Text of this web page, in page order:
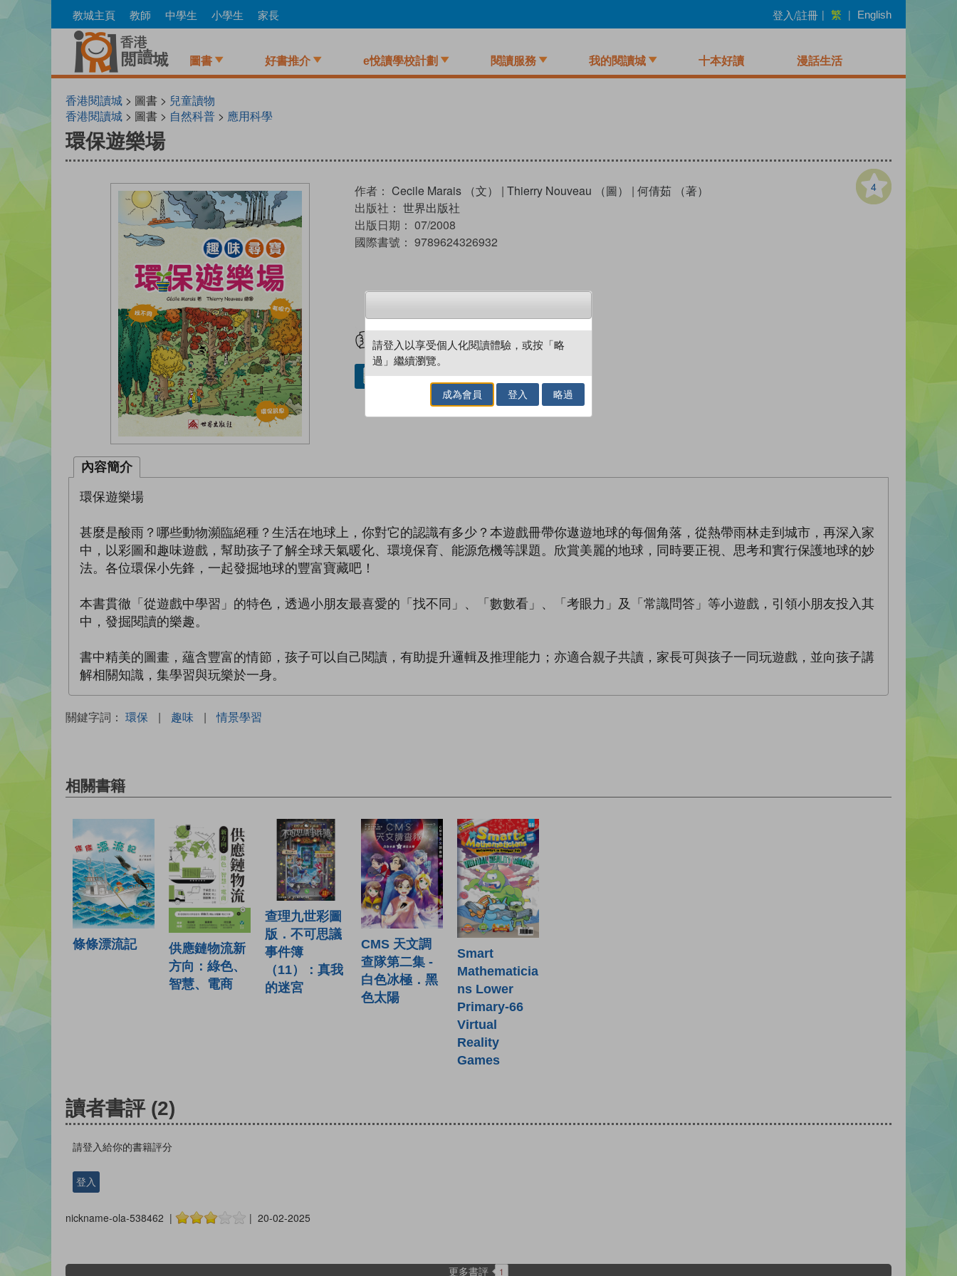
to
教城主頁 教師 中學生 小學生 家長 登入/註冊 | 繁 | English
圖書 好書推介 e悅讀學校計劃 閱讀服務 我的閱讀城 十本好讀 漫話生活
香港閱讀城 > 圖書 > 兒童讀物
香港閱讀城 > 圖書 > 自然科普 > 應用科學
環保遊樂場
4
作者： Cecile Marais （文） | Thierry Nouveau （圖） | 何倩茹 （著）
出版社： 世界出版社
出版日期： 07/2008
國際書號： 9789624326932
試閲 加入閱讀紀錄
借閱實體書
內容簡介
環保遊樂場
甚麼是酸雨？哪些動物瀕臨絕種？生活在地球上，你對它的認識有多少？本遊戲冊帶你遨遊地球的每個角落，從熱帶雨林走到城市，再深入家
中，以彩圖和趣味遊戲，幫助孩子了解全球天氣暖化、環境保育、能源危機等課題。欣賞美麗的地球，同時要正視、思考和實行保護地球的妙
法。各位環保小先鋒，一起發掘地球的豐富寶藏吧！
本書貫徹「從遊戲中學習」的特色，透過小朋友最喜愛的「找不同」、「數數看」、「考眼力」及「常識問答」等小遊戲，引領小朋友投入其
中，發掘閱讀的樂趣。
書中精美的圖畫，蘊含豐富的情節，孩子可以自己閱讀，有助提升邏輯及推理能力；亦適合親子共讀，家長可與孩子一同玩遊戲，並向孩子講
解相關知識，集學習與玩樂於一身。
關鍵字詞： 環保 | 趣味 | 情景學習
相關書籍
條條漂流記
供應鏈物流新
方向：綠色、
智慧、電商
查理九世彩圖
版．不可思議
事件簿
（11）：真我
的迷宮
CMS 天文調
查隊第二集 -
白色冰極．黑
色太陽
Smart
Mathematicia
ns Lower
Primary-66
Virtual
Reality
Games
讀者書評 (2)
請登入給你的書籍評分
登入
nickname-ola-538462 | | 20-02-2025
更多書評 1
請登入以享受個人化閱讀體驗，或按「略
過」繼續瀏覽。
成為會員 登入 略過